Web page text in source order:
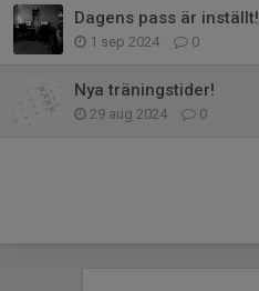
Dagens pass är inställt!
1 sep 2024 0
Nya träningstider!
29 aug 2024 0